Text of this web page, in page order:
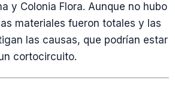
y Colonia Flora. Aunque no hubo
materiales fueron totales y las
las causas, que podrían estar
cortocircuito.